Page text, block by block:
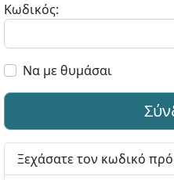
Κωδικός:
Να με θυμάσαι
Ξεχάσατε τον κωδικό